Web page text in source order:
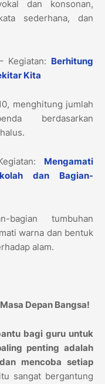
dan konsonan,
sederhana, dan
Kegiatan: Berhitung
Kita
menghitung jumlah
berdasarkan
Mengamati
dan Bagian-
bagian tumbuhan
warna dan bentuk
alam.
Depan Bangsa!
bagi guru untuk
penting adalah
mencoba setiap
sangat bergantung